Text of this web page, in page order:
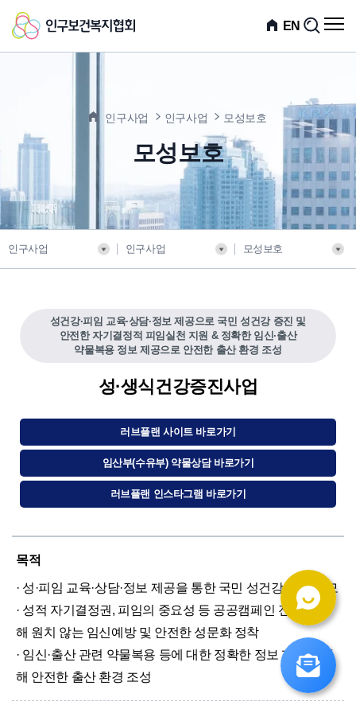
인
구
복
협
회
EN
검
전
메
인구사업
인구사업 모성보호
모성보호
인구사업 인구사업 모성보호
성건강·피임 교육·상담·정보 제공으로 국민 성건강 증진 및
안전한 자기결정적 피임실천 지원 & 정확한 임신·출산
약물복용 정보 제공으로 안전한 출산 환경 조성
성·생식건강증진사업
러브플랜 사이트 바로가기
임산부(수유부) 약물상담 바로가기
러브플랜 인스타그램 바로가기
목적
· 성·피임 교육·상담·정보 제공을 통한 국민 성건강 증진 도모
· 성적 자기결정권, 피임의 중요성 등 공공캠페인 전개를 통
해 원치 않는 임신예방 및 안전한 성문화 정착
· 임신·출산 관련 약물복용 등에 대한 정확한 정보 제공을 통
해 안전한 출산 환경 조성